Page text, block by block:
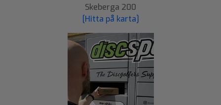
Skeberga 200
[Hitta på karta]